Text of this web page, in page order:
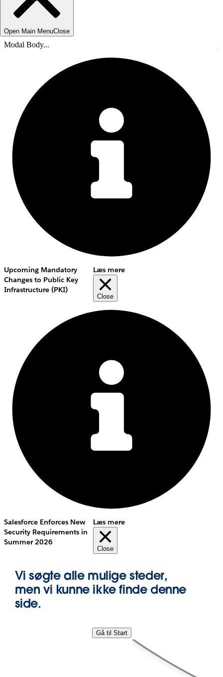
Open Main MenuClose
Modal Body...
Upcoming Mandatory
Changes to Public Key
Infrastructure (PKI)
Læs mere
Close
Salesforce Enforces New
Security Requirements in
Summer 2026
Læs mere
Close
Vi søgte alle mulige steder,
men vi kunne ikke finde denne
side.
Gå til Start